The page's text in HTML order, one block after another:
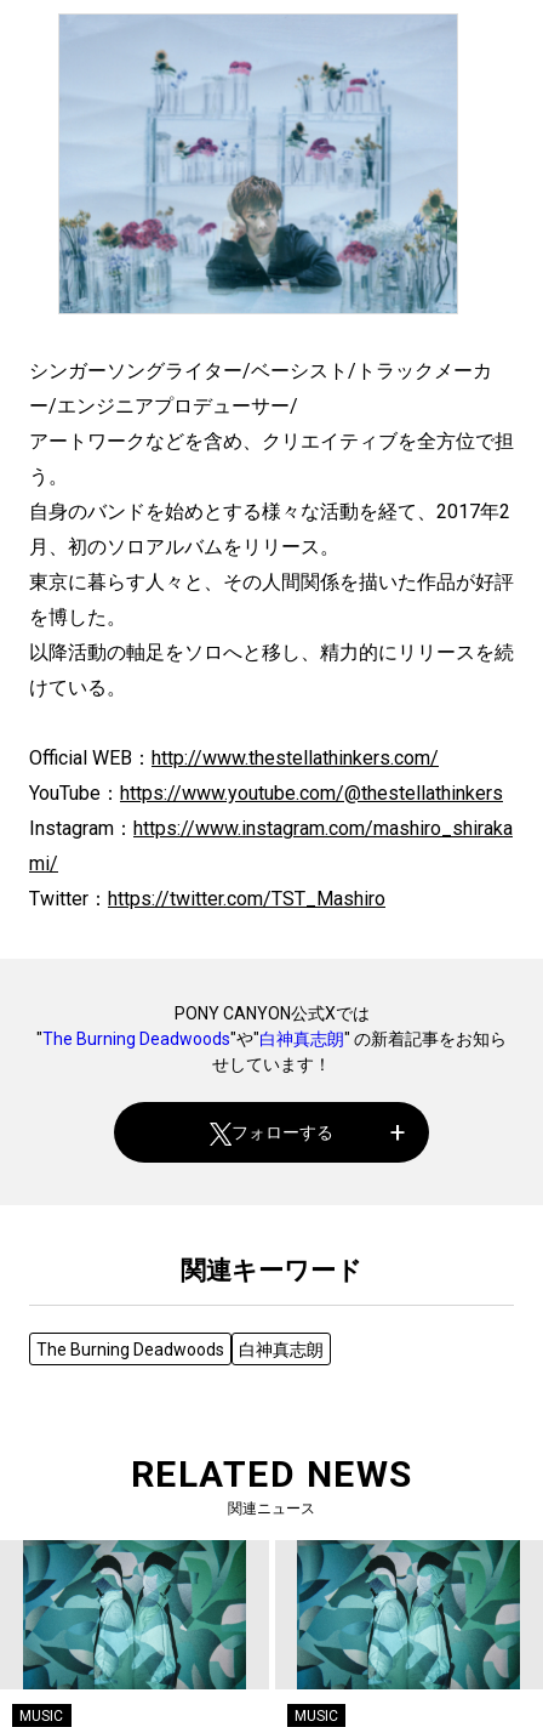
シンガーソングライター/ベーシスト/トラックメーカ
ー/エンジニアプロデューサー/
アートワークなどを含め、クリエイティブを全方位で担
う。
自身のバンドを始めとする様々な活動を経て、2017年2
月、初のソロアルバムをリリース。
東京に暮らす人々と、その人間関係を描いた作品が好評
を博した。
以降活動の軸足をソロへと移し、精力的にリリースを続
けている。
Official WEB： http://www.thestellathinkers.com/
YouTube： https://www.youtube.com/@thestellathinkers
Instagram： https://www.instagram.com/mashiro_shiraka
mi/
Twitter： https://twitter.com/TST_Mashiro
PONY CANYON公式Xでは
"The Burning Deadwoods"や"白神真志朗" の新着記事をお知ら
せしています！
フォローする
関連キーワード
The Burning Deadwoods 白神真志朗
RELATED NEWS
関連ニュース
MUSIC MUSIC